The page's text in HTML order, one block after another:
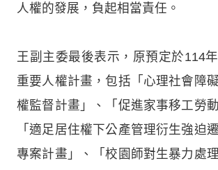
人權的發展，負起相當責任。
王副主委最後表示，原預定於114
重要人權計畫，包括「心理社會障
權監督計畫」、「促進家事移工勞
「適足居住權下公產管理衍生強迫
專案計畫」、「校園師對生暴力處